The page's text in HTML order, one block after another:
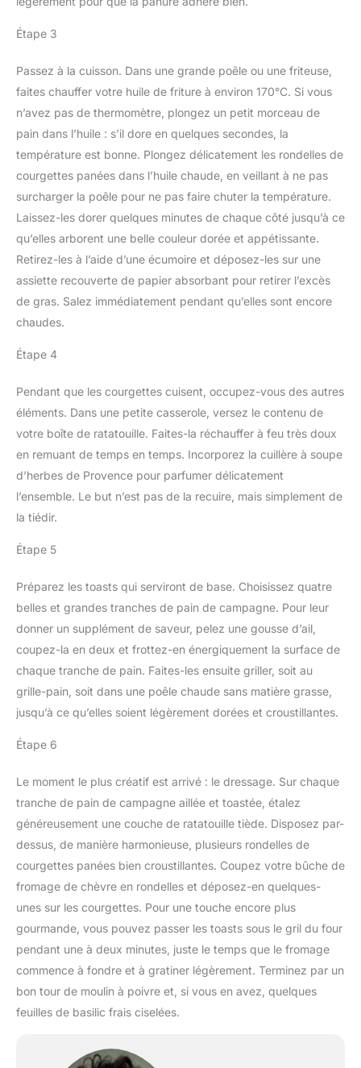
Étape 3
Passez à la cuisson. Dans une grande poêle ou une friteuse,
faites chauffer votre huile de friture à environ 170°C. Si vous
n’avez pas de thermomètre, plongez un petit morceau de
pain dans l’huile : s’il dore en quelques secondes, la
température est bonne. Plongez délicatement les rondelles de
courgettes panées dans l’huile chaude, en veillant à ne pas
surcharger la poêle pour ne pas faire chuter la température.
Laissez-les dorer quelques minutes de chaque côté jusqu’à ce
qu’elles arborent une belle couleur dorée et appétissante.
Retirez-les à l’aide d’une écumoire et déposez-les sur une
assiette recouverte de papier absorbant pour retirer l’excès
de gras. Salez immédiatement pendant qu’elles sont encore
chaudes.
Étape 4
Pendant que les courgettes cuisent, occupez-vous des autres
éléments. Dans une petite casserole, versez le contenu de
votre boîte de ratatouille. Faites-la réchauffer à feu très doux
en remuant de temps en temps. Incorporez la cuillère à soupe
d’herbes de Provence pour parfumer délicatement
l’ensemble. Le but n’est pas de la recuire, mais simplement de
la tiédir.
Étape 5
Préparez les toasts qui serviront de base. Choisissez quatre
belles et grandes tranches de pain de campagne. Pour leur
donner un supplément de saveur, pelez une gousse d’ail,
coupez-la en deux et frottez-en énergiquement la surface de
chaque tranche de pain. Faites-les ensuite griller, soit au
grille-pain, soit dans une poêle chaude sans matière grasse,
jusqu’à ce qu’elles soient légèrement dorées et croustillantes.
Étape 6
Le moment le plus créatif est arrivé : le dressage. Sur chaque
tranche de pain de campagne aillée et toastée, étalez
généreusement une couche de ratatouille tiède. Disposez par-
dessus, de manière harmonieuse, plusieurs rondelles de
courgettes panées bien croustillantes. Coupez votre bûche de
fromage de chèvre en rondelles et déposez-en quelques-
unes sur les courgettes. Pour une touche encore plus
gourmande, vous pouvez passer les toasts sous le gril du four
pendant une à deux minutes, juste le temps que le fromage
commence à fondre et à gratiner légèrement. Terminez par un
bon tour de moulin à poivre et, si vous en avez, quelques
feuilles de basilic frais ciselées.